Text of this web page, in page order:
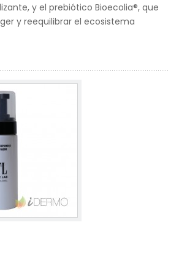
y el prebiótico Bioecolia®, que
y reequilibrar el ecosistema